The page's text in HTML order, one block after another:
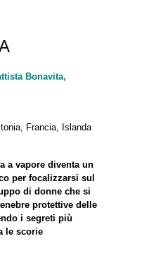
Bonavita,
Francia, Islanda
a vapore diventa un
per focalizzarsi sul
di donne che si
protettive delle
i segreti più
le scorie